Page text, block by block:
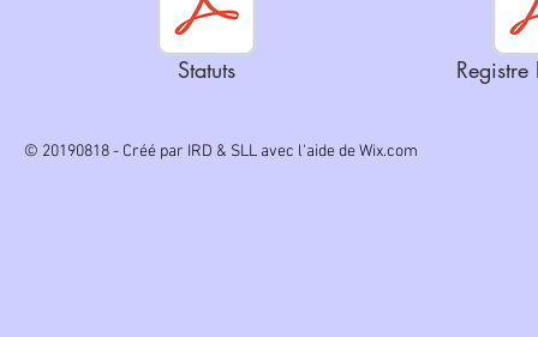
Statuts Registre
© 20190818 - Créé par IRD & SLL avec l'aide de Wix.com